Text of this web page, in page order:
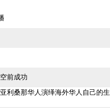
前成功
利桑那华人演绎海外华人自己的生